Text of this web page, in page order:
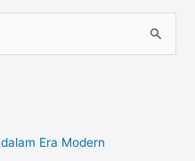
Era Modern